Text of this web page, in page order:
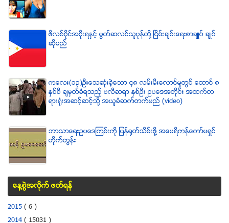
ဖိလစ္ပိုင္အစိုးရႏွင့္ မြတ္ဆလင္သူပုန္တို႔ ၿငိမ္းခ်မ္းေရးစာခ်ဳပ္ ခ်ဳပ္
ဆိုမည္
ကေလး(၁၃)ဦးေသဆံုးခဲ့ေသာ ၄၈ လမ္းမီးေလာင္မႈတြင္ ေထာင္ ၈
ႏွစ္စီ ခ်မွတ္ခံရသည့္ ဗလီဆရာ ႏွစ္ဦး ဥပေဒအတိုင္း အထက္တ
ရားရံုးအဆင့္ဆင့္သို႔ အယူခံဆက္တက္မည္ (video)
ဘာသာေရးဥပေဒၾကမ္းကို ျပန္ရုတ္သိမ္းဖို႔ အေမရိကန္ေကာ္မရွင္
တိုက္တြန္း
ေန႔စြဲအလိုက္ ဖတ္ရန္
2015 ( 6 )
2014 ( 15031 )